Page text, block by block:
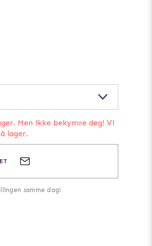
Men ikke bekymre deg! Vi
lager.
samme dag!